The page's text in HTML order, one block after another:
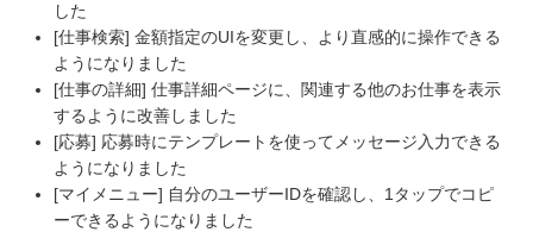
した
[仕事検索] 金額指定のUIを変更し、より直感的に操作できる
ようになりました
[仕事の詳細] 仕事詳細ページに、関連する他のお仕事を表示
するように改善しました
[応募] 応募時にテンプレートを使ってメッセージ入力できる
ようになりました
[マイメニュー] 自分のユーザーIDを確認し、1タップでコピ
ーできるようになりました